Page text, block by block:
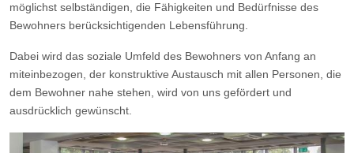
möglichst selbständigen, die Fähigkeiten und Bedürfnisse des
Bewohners berücksichtigenden Lebensführung.
Dabei wird das soziale Umfeld des Bewohners von Anfang an
miteinbezogen, der konstruktive Austausch mit allen Personen, die
dem Bewohner nahe stehen, wird von uns gefördert und
ausdrücklich gewünscht.